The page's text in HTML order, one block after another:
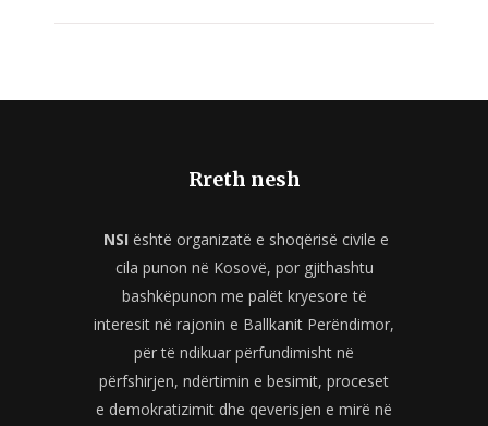
Rreth nesh
NSI është organizatë e shoqërisë civile e
cila punon në Kosovë, por gjithashtu
bashkëpunon me palët kryesore të
interesit në rajonin e Ballkanit Perëndimor,
për të ndikuar përfundimisht në
përfshirjen, ndërtimin e besimit, proceset
e demokratizimit dhe qeverisjen e mirë në